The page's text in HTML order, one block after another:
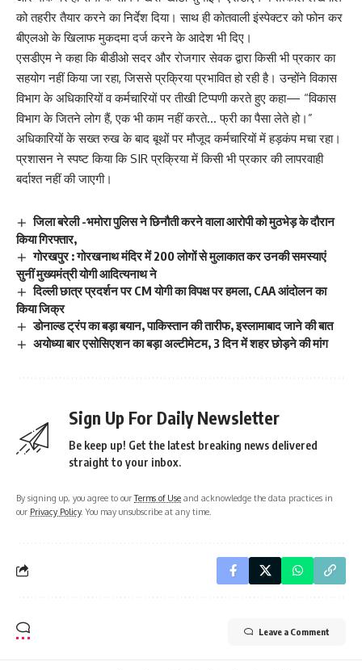
को तहरीर तैयार करने का निर्देश दिया। साथ ही कोतवाली इंस्पेक्टर को फोन कर
बीएलओ के खिलाफ मुकदमा दर्ज करने के आदेश भी दिए।
एसडीएम ने कहा कि बीडीओ सदर और रोजगार सेवक द्वारा किसी भी प्रकार का
सहयोग नहीं किया जा रहा, जिससे प्रक्रिया प्रभावित हो रही है। उन्होंने विकास
विभाग के अधिकारियों व कर्मचारियों पर तीखी टिप्पणी करते हुए कहा— “विकास
विभाग के जितने लोग हैं, एक भी काम नहीं करते… फ्री का पैसा लेते हो।”
अधिकारियों के सख्त रुख के बाद बूथों पर मौजूद कर्मचारियों में हड़कंप मचा रहा।
प्रशासन ने स्पष्ट किया कि SIR प्रक्रिया में किसी भी प्रकार की लापरवाही
बर्दाश्त नहीं की जाएगी।
जिला बरेली -भमोरा पुलिस ने छिनौती करने वाला आरोपी को मुठभेड़ के दौरान
किया गिरफ्तार,
गोरखपुर : गोरखनाथ मंदिर में 200 लोगों से मुलाकात कर उनकी समस्याएं
सुनीं मुख्यमंत्री योगी आदित्यनाथ ने
दिल्ली छात्र प्रदर्शन पर CM योगी का विपक्ष पर हमला, CAA आंदोलन का
किया जिक्र
डोनाल्ड ट्रंप का बड़ा बयान, पाकिस्तान की तारीफ, इस्लामाबाद जाने की बात
अयोध्या बार एसोसिएशन का बड़ा अल्टीमेटम, 3 दिन में शहर छोड़ने की मांग
Sign Up For Daily Newsletter
Be keep up! Get the latest breaking news delivered
straight to your inbox.
By signing up, you agree to ourTerms of Use and acknowledge the data practices in
our Privacy Policy. You may unsubscribe at any time.
Leave a Comment